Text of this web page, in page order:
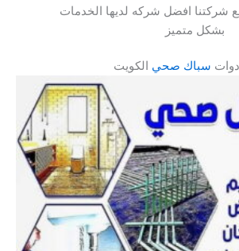
شركتنا افضل شركه لديها الخدمات
بشكل متميز
أدوات سباك صحي الكويت